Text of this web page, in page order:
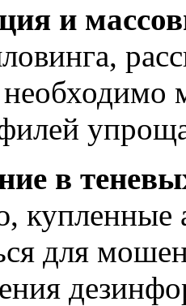
и
необходимо
в
купленные
для